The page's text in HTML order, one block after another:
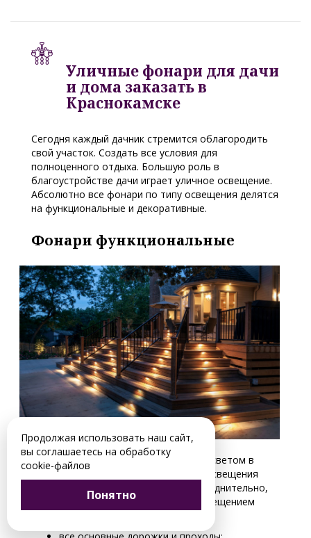
Уличные фонари для дачи
и дома заказать в
Краснокамске
Сегодня каждый дачник стремится облагородить
свой участок. Создать все условия для
полноценного отдыха. Большую роль в
благоустройстве дачи играет уличное освещение.
Абсолютно все фонари по типу освещения делятся
на функциональные и декоративные.
Фонари функциональные
Функциональное назначение фонарей
подразумевает обеспечение участка светом в
темное время суток. Без основного освещения
передвигаться по участку будет затруднительно,
поэтому необходимо обеспечить освещением
Продолжая использовать наш сайт,
вы соглашаетесь на обработку
cookie-файлов
Понятно